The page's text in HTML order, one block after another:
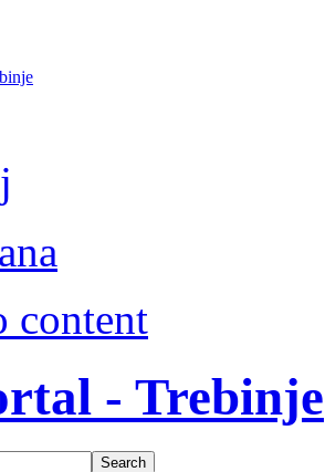
content
- Trebinje